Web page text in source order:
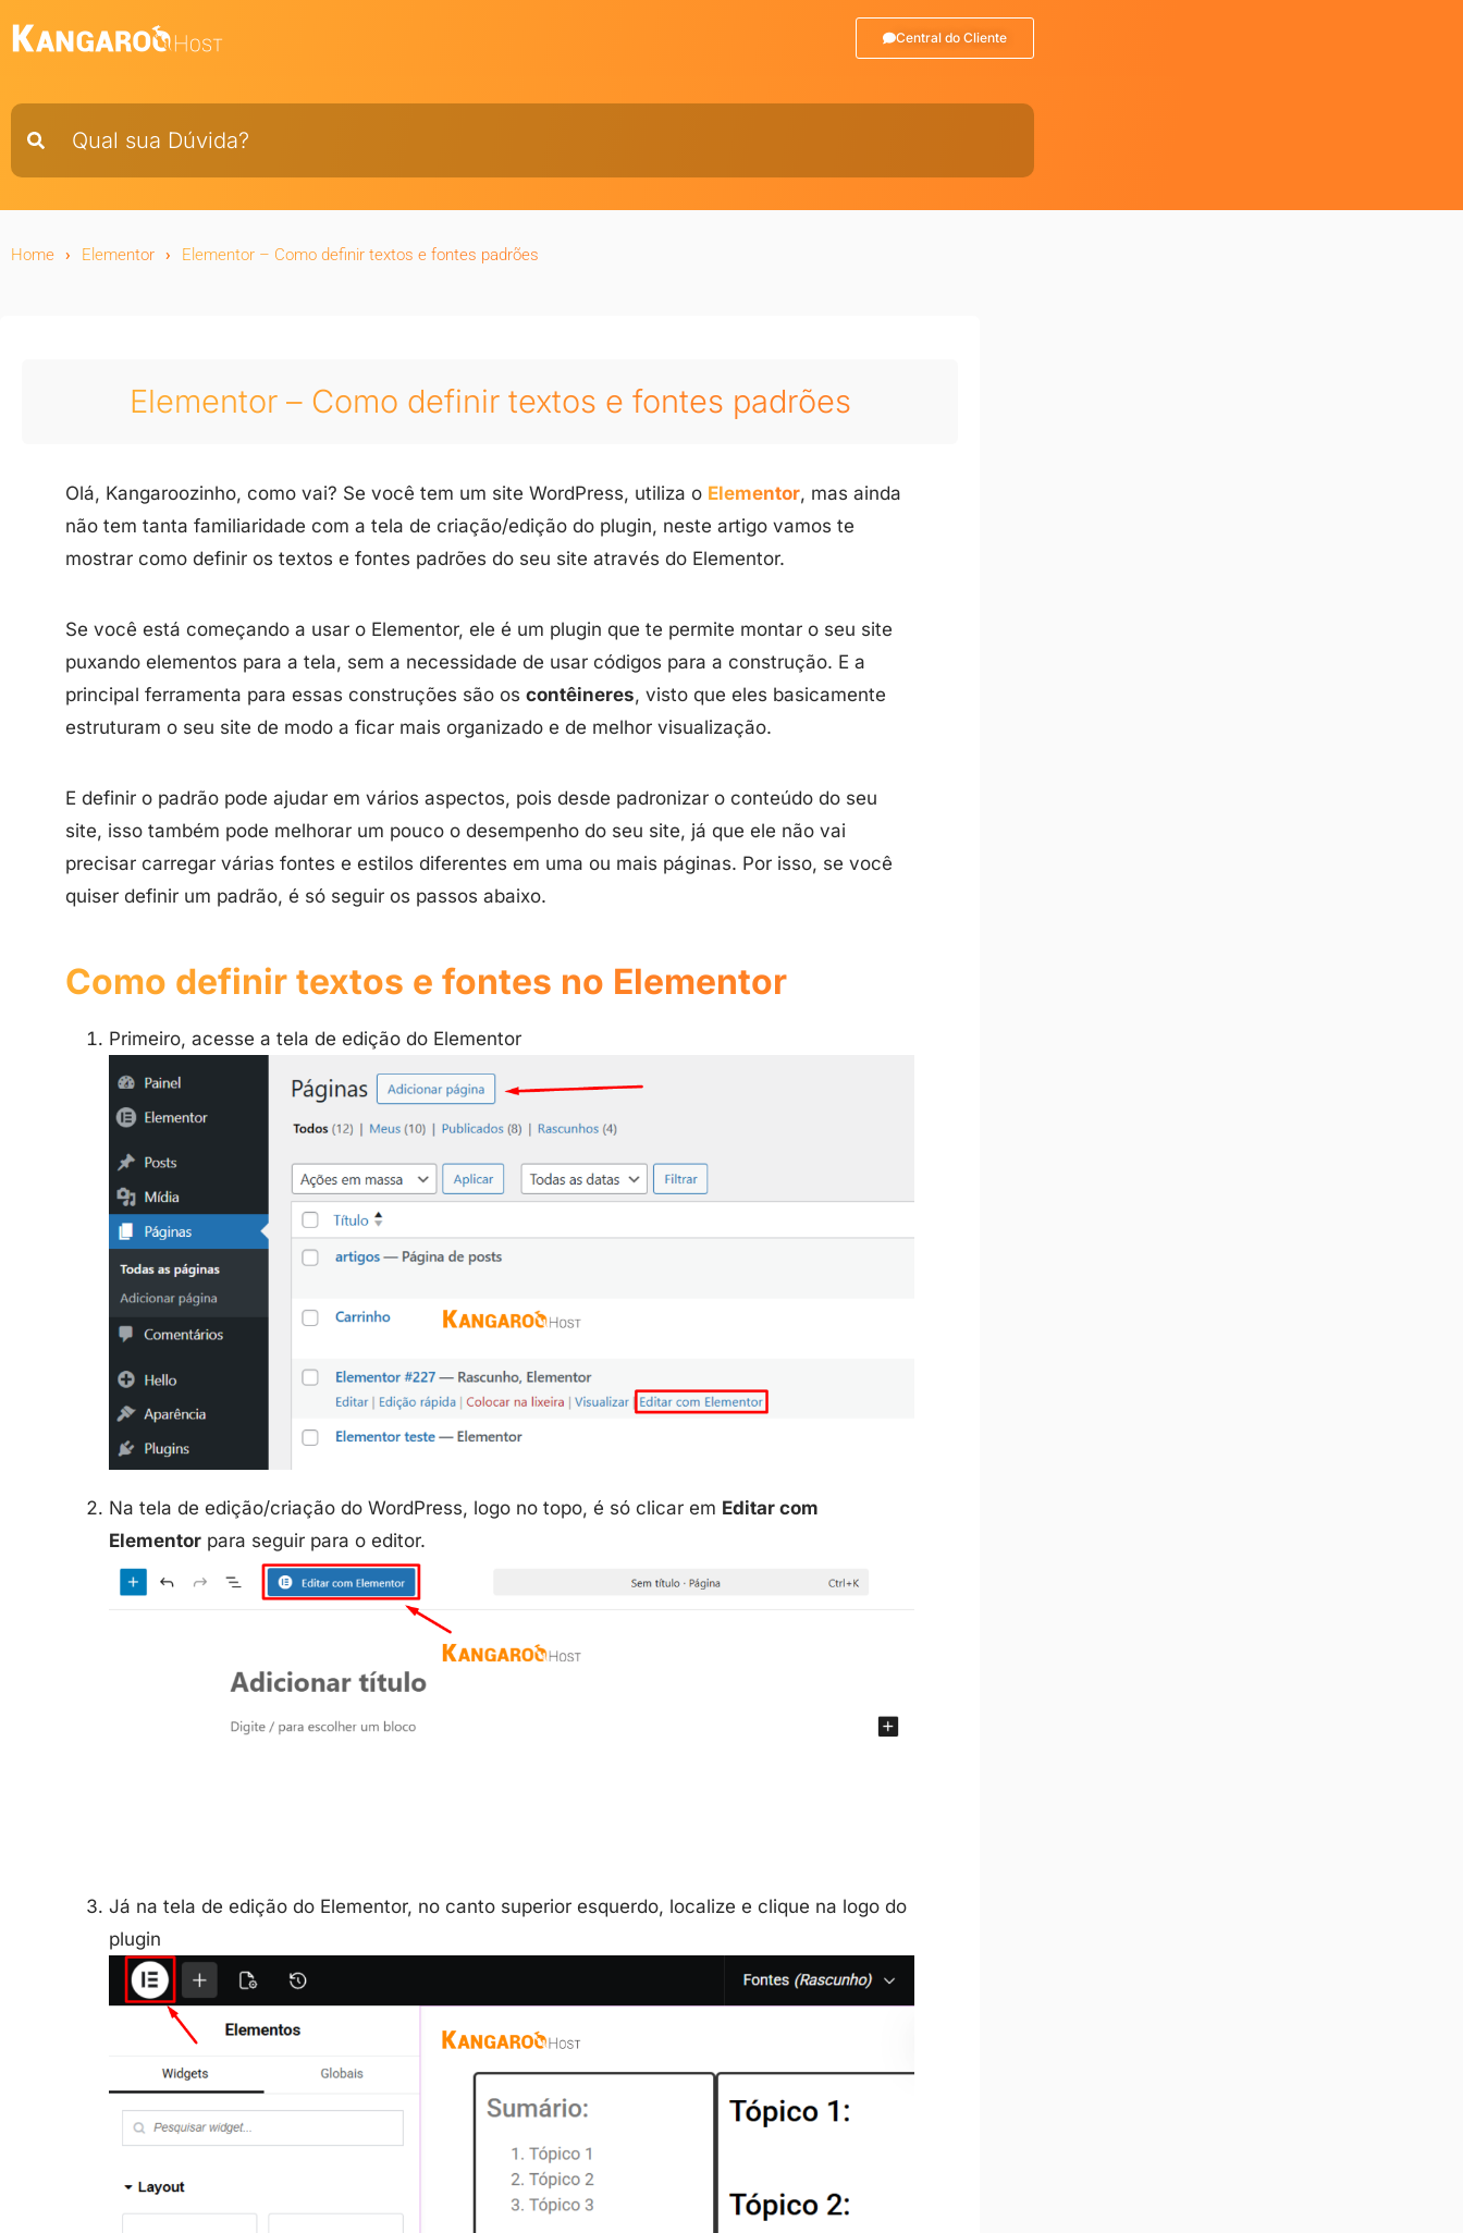
Central do Cliente
Home Elementor Elementor – Como definir textos e fontes padrões
Elementor – Como definir textos e fontes padrões
Olá, Kangaroozinho, como vai? Se você tem um site WordPress, utiliza o Elementor, mas ainda
não tem tanta familiaridade com a tela de criação/edição do plugin, neste artigo vamos te
mostrar como definir os textos e fontes padrões do seu site através do Elementor.
Se você está começando a usar o Elementor, ele é um plugin que te permite montar o seu site
puxando elementos para a tela, sem a necessidade de usar códigos para a construção. E a
principal ferramenta para essas construções são os contêineres, visto que eles basicamente
estruturam o seu site de modo a ficar mais organizado e de melhor visualização.
E definir o padrão pode ajudar em vários aspectos, pois desde padronizar o conteúdo do seu
site, isso também pode melhorar um pouco o desempenho do seu site, já que ele não vai
precisar carregar várias fontes e estilos diferentes em uma ou mais páginas. Por isso, se você
quiser definir um padrão, é só seguir os passos abaixo.
Como definir textos e fontes no Elementor
Primeiro, acesse a tela de edição do Elementor
Na tela de edição/criação do WordPress, logo no topo, é só clicar em Editar com
Elementor para seguir para o editor.
Já na tela de edição do Elementor, no canto superior esquerdo, localize e clique na logo do
plugin